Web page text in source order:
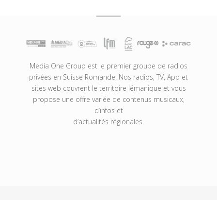
Media One Group est le premier groupe de radios
privées en Suisse Romande. Nos radios, TV, App et
sites web couvrent le territoire lémanique et vous
propose une offre variée de contenus musicaux,
d’infos et
d’actualités régionales.